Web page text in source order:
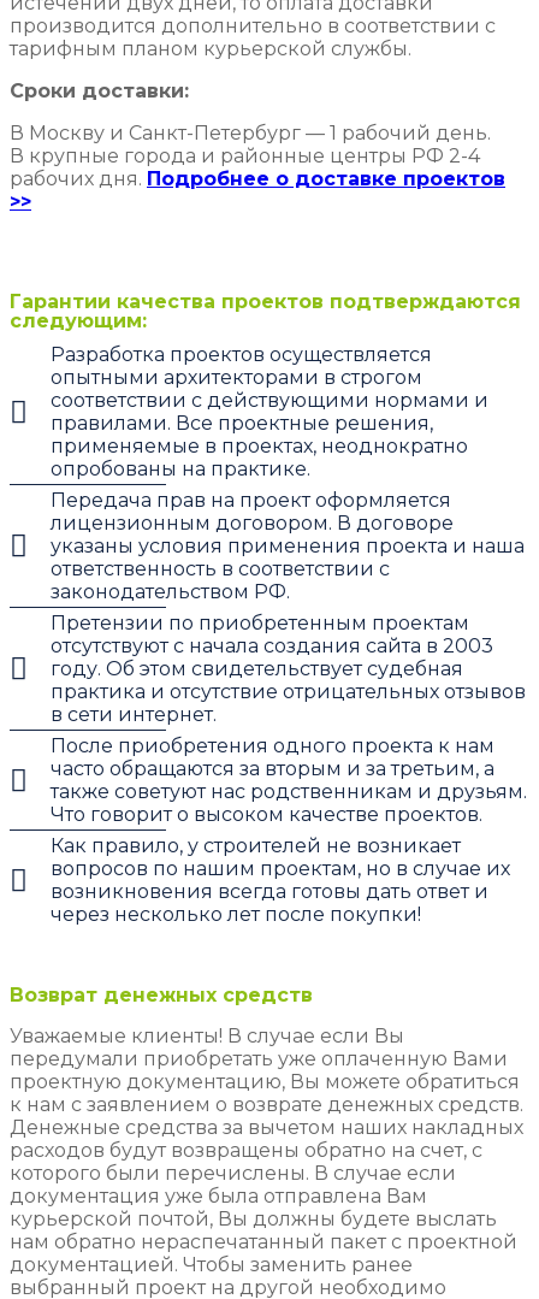
производится дополнительно в соответствии с
тарифным планом курьерской службы.
Сроки доставки:
В Москву и Санкт-Петербург — 1 рабочий день.
В крупные города и районные центры РФ 2-4
рабочих дня. Подробнее о доставке проектов
>>
Гарантии качества проектов подтверждаются
следующим:
Разработка проектов осуществляется
опытными архитекторами в строгом
соответствии с действующими нормами и
правилами. Все проектные решения,
применяемые в проектах, неоднократно
опробованы на практике.
Передача прав на проект оформляется
лицензионным договором. В договоре
указаны условия применения проекта и наша
ответственность в соответствии с
законодательством РФ.
Претензии по приобретенным проектам
отсутствуют с начала создания сайта в 2003
году. Об этом свидетельствует судебная
практика и отсутствие отрицательных отзывов
в сети интернет.
После приобретения одного проекта к нам
часто обращаются за вторым и за третьим, а
также советуют нас родственникам и друзьям.
Что говорит о высоком качестве проектов.
Как правило, у строителей не возникает
вопросов по нашим проектам, но в случае их
возникновения всегда готовы дать ответ и
через несколько лет после покупки!
Возврат денежных средств
Уважаемые клиенты! В случае если Вы
передумали приобретать уже оплаченную Вами
проектную документацию, Вы можете обратиться
к нам с заявлением о возврате денежных средств.
Денежные средства за вычетом наших накладных
расходов будут возвращены обратно на счет, с
которого были перечислены. В случае если
документация уже была отправлена Вам
курьерской почтой, Вы должны будете выслать
нам обратно нераспечатанный пакет с проектной
документацией. Чтобы заменить ранее
выбранный проект на другой необходимо